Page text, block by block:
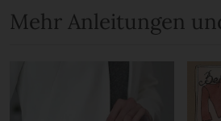
Mehr Anleitungen